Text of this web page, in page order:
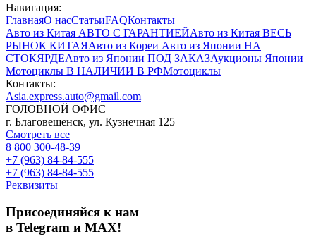
Навигация:
ГлавнаяО насСтатьиFAQКонтакты
Авто из Китая АВТО С ГАРАНТИЕЙАвто из Китая ВЕСЬ
РЫНОК КИТАЯАвто из Кореи Авто из Японии НА
СТОКЯРДЕАвто из Японии ПОД ЗАКАЗАукционы Японии
Мотоциклы В НАЛИЧИИ В РФМотоциклы
Контакты:
Asia.express.auto@gmail.com
ГОЛОВНОЙ ОФИС
г. Благовещенск, ул. Кузнечная 125
Смотреть все
8 800 300-48-39
+7 (963) 84-84-555
+7 (963) 84-84-555
Реквизиты
Присоединяйся к нам
в Telegram и MAX!